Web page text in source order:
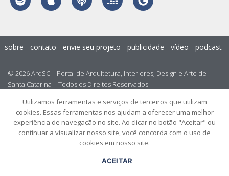
© 2026 ArqSC – Portal de Arquitetura, Interiores, Design e Arte de
Santa Catarina – Todos os Direitos Reservados.
sobre contato envie seu projeto publicidade vídeo podcast
Utilizamos ferramentas e serviços de terceiros que utilizam
cookies. Essas ferramentas nos ajudam a oferecer uma melhor
experiência de navegação no site. Ao clicar no botão "Aceitar" ou
continuar a visualizar nosso site, você concorda com o uso de
cookies em nosso site.
ACEITAR